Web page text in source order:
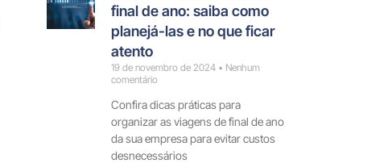
final de ano: saiba como
planejá-las e no que ficar
atento
19 de novembro de 2024
Nenhum
comentário
Confira dicas práticas para
organizar as viagens de final de ano
da sua empresa para evitar custos
desnecessários